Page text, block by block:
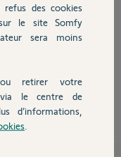
du SAV, il faudra
refus des cookies
le site Somfy
sera moins
retirer votre
le centre de
d’informations,